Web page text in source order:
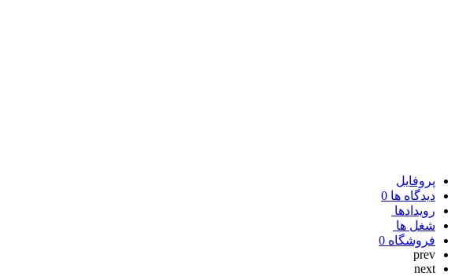
پروفایل
دیدگاه ها 0
رویدادها
شغل ها
فروشگاه 0
prev
next